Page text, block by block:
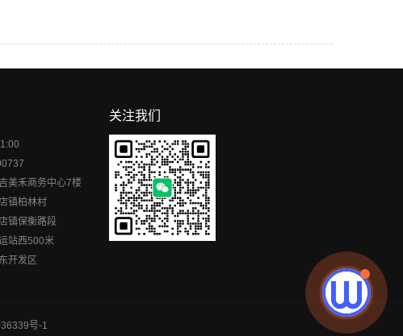
美禾商务中心7楼
镇柏林村
镇保衡路段
站西500米
开发区
关注我们
号-1